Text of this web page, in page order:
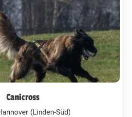
Canicross
(Linden-Süd)